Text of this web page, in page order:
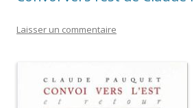
Laisser un commentaire